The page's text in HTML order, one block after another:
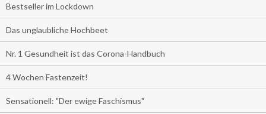
Bestseller im Lockdown
Das unglaubliche Hochbeet
Nr. 1 Gesundheit ist das Corona-Handbuch
4 Wochen Fastenzeit!
Sensationell: "Der ewige Faschismus"